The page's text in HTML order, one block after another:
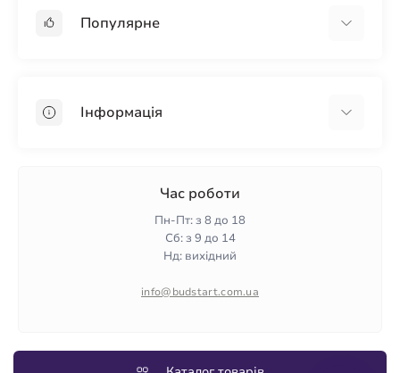
Популярне
ПінопластІнформація
Гарантія та повернення
Політика конфіденційності
Час роботи
Пн-Пт: з 8 до 18
Сб: з 9 до 14
Нд: вихідний
info@budstart.com.ua